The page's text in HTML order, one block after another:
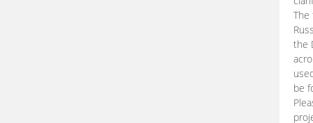
The
the
be